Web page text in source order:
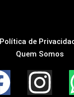
Política de
Quem Somos